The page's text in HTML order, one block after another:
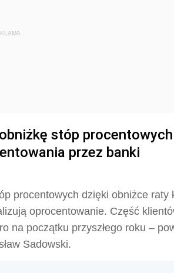
stóp procentowych
przez banki
procentowych dzięki obniżce raty
oprocentowanie. Część
na początku przyszłego roku –
Sadowski.